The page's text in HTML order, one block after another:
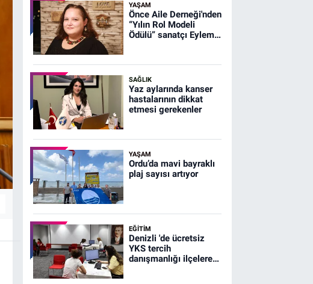
YAŞAM
Önce Aile Derneği'nden
“Yılın Rol Modeli
Ödülü” sanatçı Eylem
SAĞLIK
Yaz aylarında kanser
hastalarının dikkat
etmesi gerekenler
YAŞAM
Ordu’da mavi bayraklı
plaj sayısı artıyor
EĞİTİM
Denizli 'de ücretsiz
YKS tercih
danışmanlığı ilçelere